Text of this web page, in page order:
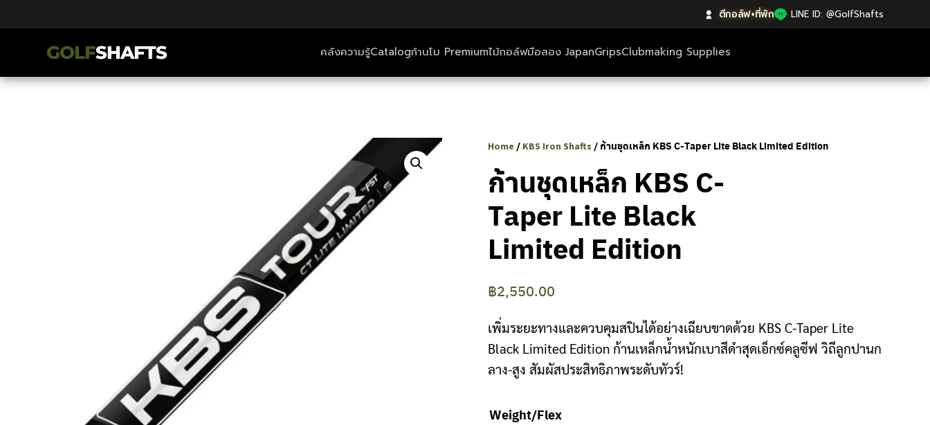
ตีกอล์ฟ+ที่พัก| LINE ID: @GolfShafts
GOLFSHAFTS คลังความรู้Catalogก้านโม Premiumไม้กอล์ฟมือสอง JapanGripsClubmaking Supplies
ก้านโม Premium
ไม้กอล์ฟมือสอง Japan
Clubmaking Supplies
Home / KBS Iron Shafts / ก้านชุดเหล็ก KBS C-Taper Lite Black Limited Edition
ก้านชุดเหล็ก KBS C-
Taper Lite Black
Limited Edition
฿2,550.00
เพิ่มระยะทางและควบคุมสปินได้อย่างเฉียบขาดด้วย KBS C-Taper Lite
Black Limited Edition ก้านเหล็กน้ำหนักเบาสีดำสุดเอ็กซ์คลูซีฟ วิถีลูกปานก
ลาง-สูง สัมผัสประสิทธิภาพระดับทัวร์!
Weight/Flex